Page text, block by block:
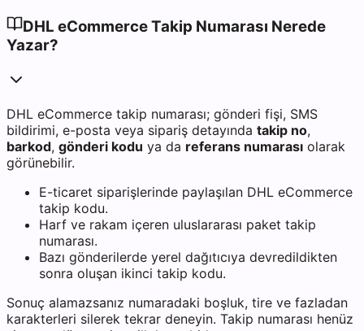
DHL eCommerce Takip Numarası Nerede
Yazar?
DHL eCommerce takip numarası; gönderi fişi, SMS
bildirimi, e-posta veya sipariş detayında takip no,
barkod, gönderi kodu ya da referans numarası olarak
görünebilir.
E-ticaret siparişlerinde paylaşılan DHL eCommerce
takip kodu.
Harf ve rakam içeren uluslararası paket takip
numarası.
Bazı gönderilerde yerel dağıtıcıya devredildikten
sonra oluşan ikinci takip kodu.
Sonuç alamazsanız numaradaki boşluk, tire ve fazladan
karakterleri silerek tekrar deneyin. Takip numarası henüz